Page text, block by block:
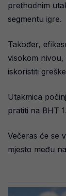
prethodnim
segmentu igre.
Također,
visokom nivou,
iskoristiti
Utakmica
pratiti na BHT 1.
Večeras će se
mjesto među